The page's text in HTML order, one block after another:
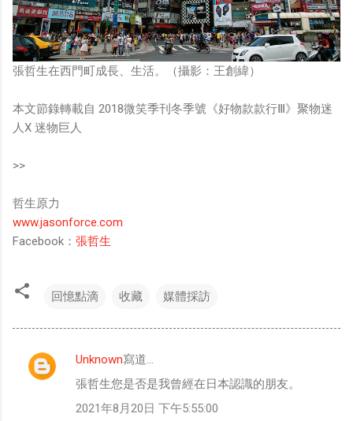
張哲生在西門町成長、生活。（攝影：王創緯）
本文節錄轉載自 2018微笑季刊冬季號《好物款款行Ⅲ》聚物迷
人X 迷物巨人
>>
哲生原力
www.jasonforce.com
Facebook： 張哲生
回憶點滴 收藏 媒體採訪
留
Unknown寫道…
張哲生您是否是我曾經在日本認識的朋友。
2021年8月20日 下午5:55:00